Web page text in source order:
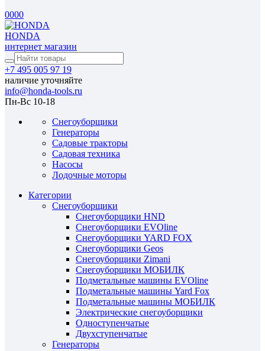
0000
HONDA
интернет магазин
+7 495 005 97 19
наличие уточняйте
info@honda-tools.ru
Пн-Вс 10-18
Снегоуборщики
Генераторы
Садовые тракторы
Садовая техника
Насосы
Лодочные моторы
Категории
Снегоуборщики
Снегоуборщики HND
Снегоуборщики EVOline
Снегоуборщики YARD FOX
Снегоуборщики Geos
Снегоуборщики Zimani
Снегоуборщики МОБИЛК
Подметальные машины EVOline
Подметальные машины Yard Fox
Подметальные машины МОБИЛК
Электрические снегоуборщики
Одноступенчатые
Двухступенчатые
Генераторы